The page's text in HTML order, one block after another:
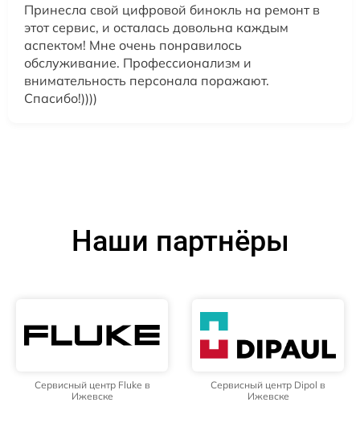
Принесла свой цифровой бинокль на ремонт в
этот сервис, и осталась довольна каждым
аспектом! Мне очень понравилось
обслуживание. Профессионализм и
внимательность персонала поражают.
Спасибо!))))
Наши партнёры
Сервисный центр Fluke в
Ижевске
Сервисный центр Dipol в
Ижевске